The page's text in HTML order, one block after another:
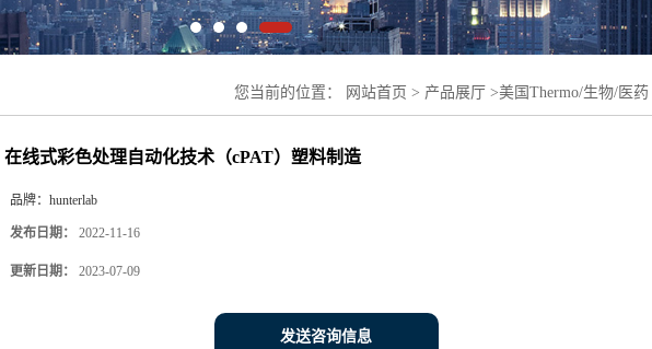
您当前的位置： 网站首页 > 产品展厅 >美国Thermo/生物/医药
在线式彩色处理自动化技术（cPAT）塑料制造
品牌： hunterlab
发布日期： 2022-11-16
更新日期： 2023-07-09
发送咨询信息